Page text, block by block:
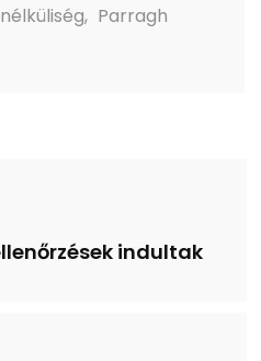
, Parragh
indultak